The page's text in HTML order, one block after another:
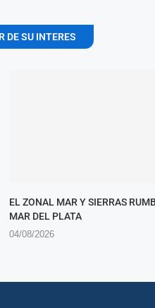
DE SU INTERES
EL ZONAL MAR Y SIERRAS
MAR DEL PLATA
04/08/2026